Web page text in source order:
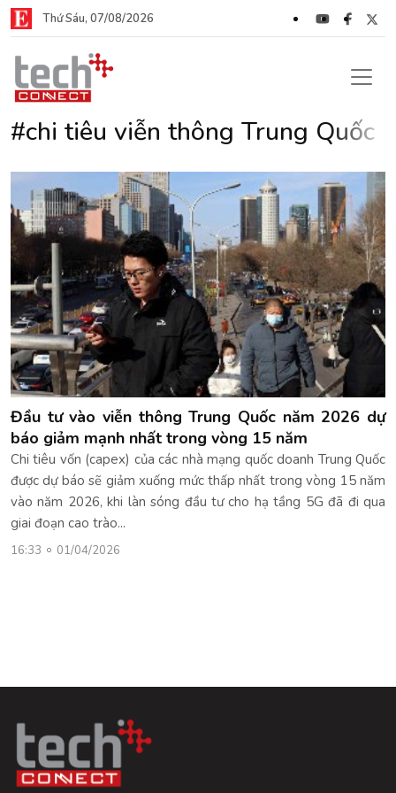
Thứ Sáu, 07/08/2026
#chi tiêu viễn thông Trung Quốc
Đầu tư vào viễn thông Trung Quốc năm 2026 dự
báo giảm mạnh nhất trong vòng 15 năm
Chi tiêu vốn (capex) của các nhà mạng quốc doanh Trung Quốc
được dự báo sẽ giảm xuống mức thấp nhất trong vòng 15 năm
vào năm 2026, khi làn sóng đầu tư cho hạ tầng 5G đã đi qua
giai đoạn cao trào...
16:33 01/04/2026